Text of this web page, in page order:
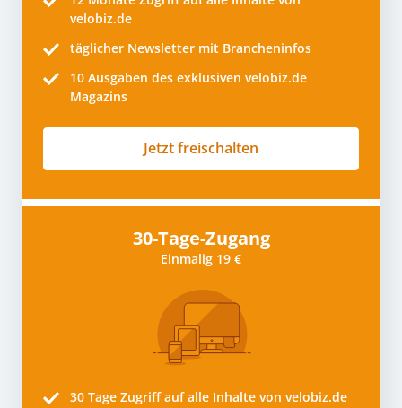
velobiz.de
täglicher Newsletter mit Brancheninfos
10 Ausgaben des exklusiven velobiz.de
Magazins
Jetzt freischalten
30-Tage-Zugang
Einmalig 19 €
30 Tage Zugriff auf alle Inhalte von velobiz.de